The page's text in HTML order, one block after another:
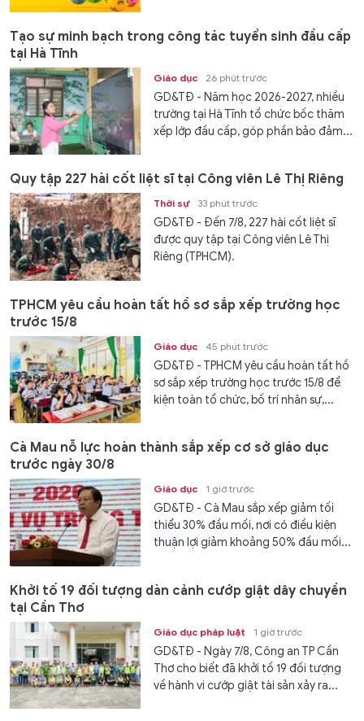
Tạo sự minh bạch trong công tác tuyển sinh đầu cấp
tại Hà Tĩnh
Giáo dục 26 phút trước
GD&TĐ - Năm học 2026-2027, nhiều
trường tại Hà Tĩnh tổ chức bốc thăm
xếp lớp đầu cấp, góp phần bảo đảm...
Quy tập 227 hài cốt liệt sĩ tại Công viên Lê Thị Riêng
Thời sự 33 phút trước
GD&TĐ - Đến 7/8, 227 hài cốt liệt sĩ
được quy tập tại Công viên Lê Thị
Riêng (TPHCM).
TPHCM yêu cầu hoàn tất hồ sơ sắp xếp trường học
trước 15/8
Giáo dục 45 phút trước
GD&TĐ - TPHCM yêu cầu hoàn tất hồ
sơ sắp xếp trường học trước 15/8 để
kiện toàn tổ chức, bố trí nhân sự,...
Cà Mau nỗ lực hoàn thành sắp xếp cơ sở giáo dục
trước ngày 30/8
Giáo dục 1 giờ trước
GD&TĐ - Cà Mau sắp xếp giảm tối
thiểu 30% đầu mối, nơi có điều kiện
thuận lợi giảm khoảng 50% đầu mối...
Khởi tố 19 đối tượng dàn cảnh cướp giật dây chuyền
tại Cần Thơ
Giáo dục pháp luật 1 giờ trước
GD&TĐ - Ngày 7/8, Công an TP Cần
Thơ cho biết đã khởi tố 19 đối tượng
về hành vi cướp giật tài sản xảy ra...